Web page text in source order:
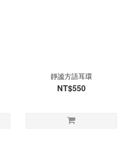
靜謐方語耳環
NT$550